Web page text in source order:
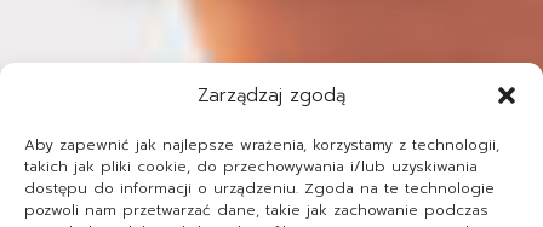
Zarządzaj zgodą
Aby zapewnić jak najlepsze wrażenia, korzystamy z technologii,
takich jak pliki cookie, do przechowywania i/lub uzyskiwania
dostępu do informacji o urządzeniu. Zgoda na te technologie
pozwoli nam przetwarzać dane, takie jak zachowanie podczas